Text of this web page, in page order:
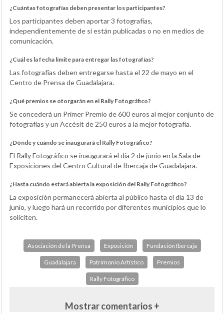
¿Cuántas fotografías deben presentar los participantes?
Los participantes deben aportar 3 fotografías,
independientemente de si están publicadas o no en medios de
comunicación.
¿Cuál es la fecha límite para entregar las fotografías?
Las fotografías deben entregarse hasta el 22 de mayo en el
Centro de Prensa de Guadalajara.
¿Qué premios se otorgarán en el Rally Fotográfico?
Se concederá un Primer Premio de 600 euros al mejor conjunto de
fotografías y un Accésit de 250 euros a la mejor fotografía.
¿Dónde y cuándo se inaugurará el Rally Fotográfico?
El Rally Fotográfico se inaugurará el día 2 de junio en la Sala de
Exposiciones del Centro Cultural de Ibercaja de Guadalajara.
¿Hasta cuándo estará abierta la exposición del Rally Fotográfico?
La exposición permanecerá abierta al público hasta el día 13 de
junio, y luego hará un recorrido por diferentes municipios que lo
soliciten.
Asociación de la Prensa Exposición Fundación Ibercaja
Guadalajara Patrimonio Artístico Premios
Rally Fotográfico
Mostrar comentarios +